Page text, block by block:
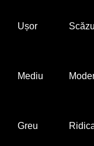
Ușor
Mediu
Greu